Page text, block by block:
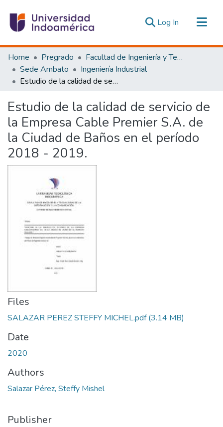
Log In (current)
Communities & Collections
All of DSpace
Statistics
Home Pregrado
Facultad de Ingeniería y Tecnologías de la Información y la Comunicación
Sede Ambato
Ingeniería Industrial
Estudio de la calidad de servicio de la Empresa Cable Premier S.A. de la Ciudad de Baños en el período 2018 - 2019.
Estudio de la calidad de servicio de
la Empresa Cable Premier S.A. de
la Ciudad de Baños en el período
2018 - 2019.
Files
SALAZAR PEREZ STEFFY MICHEL.pdf(3.14 MB)
Date
2020
Authors
Salazar Pérez, Steffy Mishel
Publisher